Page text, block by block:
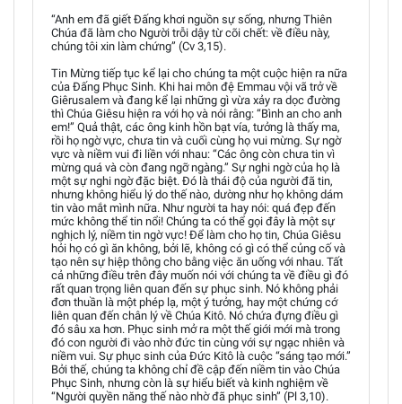
“Anh em đã giết Đấng khơi nguồn sự sống, nhưng Thiên
Chúa đã làm cho Người trỗi dậy từ cõi chết: về điều này,
chúng tôi xin làm chứng” (Cv 3,15).
Tin Mừng tiếp tục kể lại cho chúng ta một cuộc hiện ra nữa
của Đấng Phục Sinh. Khi hai môn đệ Emmau vội vã trở về
Giêrusalem và đang kể lại những gì vừa xảy ra dọc đường
thì Chúa Giêsu hiện ra với họ và nói rằng: “Bình an cho anh
em!” Quả thật, các ông kinh hồn bạt vía, tưởng là thấy ma,
rồi họ ngờ vực, chưa tin và cuối cùng họ vui mừng. Sự ngờ
vực và niềm vui đi liền với nhau: “Các ông còn chưa tin vì
mừng quá và còn đang ngỡ ngàng.” Sự nghi ngờ của họ là
một sự nghi ngờ đặc biệt. Đó là thái độ của người đã tin,
nhưng không hiểu lý do thế nào, dường như họ không dám
tin vào mắt mình nữa. Như người ta hay nói: quá đẹp đến
mức không thể tin nổi! Chúng ta có thể gọi đây là một sự
nghịch lý, niềm tin ngờ vực! Để làm cho họ tin, Chúa Giêsu
hỏi họ có gì ăn không, bởi lẽ, không có gì có thể củng cố và
tạo nên sự hiệp thông cho bằng việc ăn uống với nhau. Tất
cả những điều trên đây muốn nói với chúng ta về điều gì đó
rất quan trọng liên quan đến sự phục sinh. Nó không phải
đơn thuần là một phép lạ, một ý tưởng, hay một chứng cớ
liên quan đến chân lý về Chúa Kitô. Nó chứa đựng điều gì
đó sâu xa hơn. Phục sinh mở ra một thế giới mới mà trong
đó con người đi vào nhờ đức tin cùng với sự ngạc nhiên và
niềm vui. Sự phục sinh của Đức Kitô là cuộc “sáng tạo mới.”
Bởi thế, chúng ta không chỉ đề cập đến niềm tin vào Chúa
Phục Sinh, nhưng còn là sự hiểu biết và kinh nghiệm về
“Người quyền năng thế nào nhờ đã phục sinh” (Pl 3,10).